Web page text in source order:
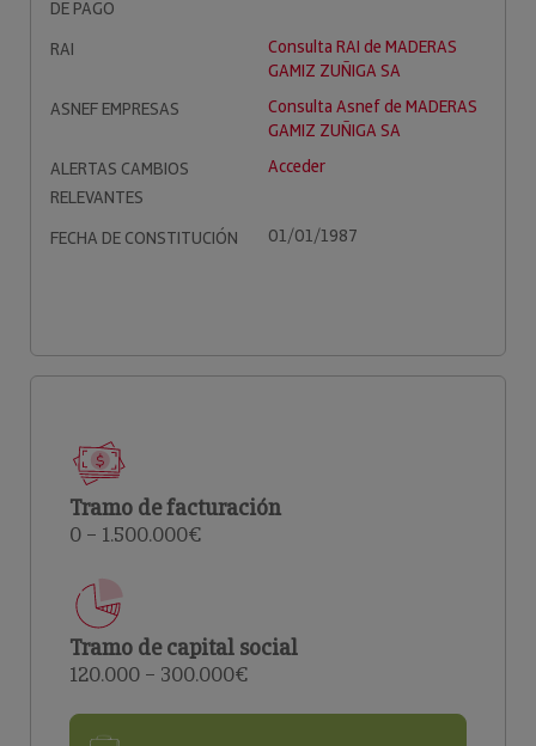
DE PAGO
RAI
Consulta RAI de MADERAS
GAMIZ ZUÑIGA SA
ASNEF EMPRESAS
Consulta Asnef de MADERAS
GAMIZ ZUÑIGA SA
ALERTAS CAMBIOS
RELEVANTES
Acceder
FECHA DE CONSTITUCIÓN 01/01/1987
Tramo de facturación
0 – 1.500.000€
Tramo de capital social
120.000 – 300.000€